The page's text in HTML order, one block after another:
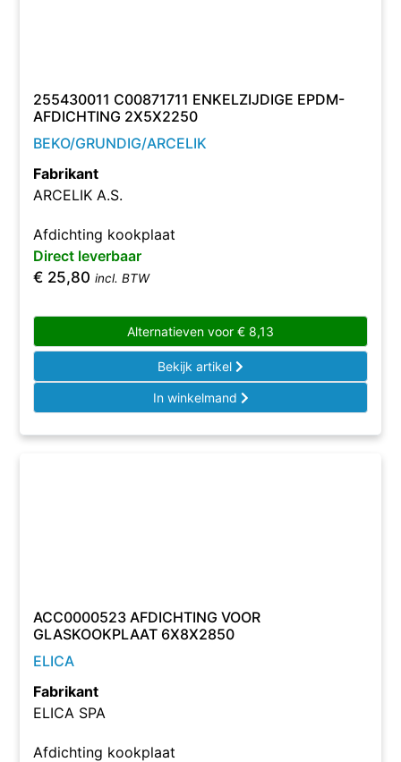
255430011 C00871711 ENKELZIJDIGE EPDM-
AFDICHTING 2X5X2250
BEKO/GRUNDIG/ARCELIK
Fabrikant
ARCELIK A.S.
Afdichting kookplaat
Direct leverbaar
€ 25,80 incl. BTW
Alternatieven voor € 8,13
Bekijk artikel
In winkelmand
ACC0000523 AFDICHTING VOOR
GLASKOOKPLAAT 6X8X2850
ELICA
Fabrikant
ELICA SPA
Afdichting kookplaat